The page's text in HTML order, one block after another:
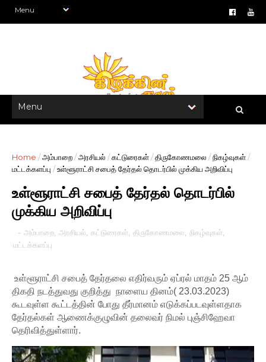
Home /அம்பாறை/அரசியல் /கட்டுரைகள்/திருகோணமலை /நிகழ்வுகள்/
மட்டக்களப்பு /உள்ளூராட்சி சபைத் தேர்தல் தொடர்பில் முக்கிய அறிவிப்பு
உள்ளூராட்சி சபைத் தேர்தல் தொடர்பில்
முக்கிய அறிவிப்பு
- அம்பாறை அரசியல் கட்டுரைகள் திருகோணமலை நிகழ்வுகள்
மட்டக்களப்பு
உள்ளூராட்சி சபைத் தேர்தலை எதிர்வரும் ஏப்ரல் மாதம் 25 ஆம்
திகதி நடத்துவது குறித்து நாளைய தினம்( 23.03.2023)
கூடவுள்ள கூட்டத்தின் போது தீர்மானம் எடுக்கப்படவுள்ளதாக
தேர்தல்கள் ஆணைக்குழுவின் தலைவர் நிமல் புஞ்சிஹேவா
தெரிவித்துள்ளார்.